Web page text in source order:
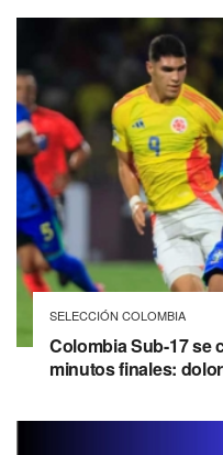
SELECCIÓN COLOMBIA
Colombia Sub-17 se
minutos finales: